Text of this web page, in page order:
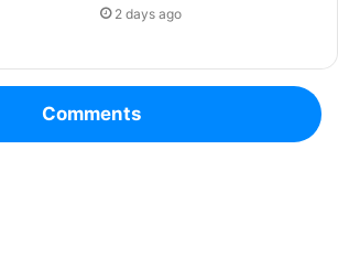
2 days ago
Comments